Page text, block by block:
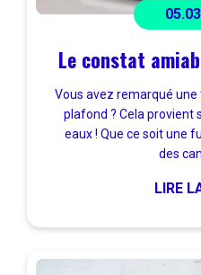
Le constat
Vous avez remarqué une
plafond ? Cela provient
eaux ! Que ce soit une
des
LIRE